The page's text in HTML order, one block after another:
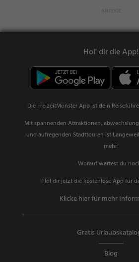
Hol' dir die App!
Die FreizeitMonster App ist dein
Mit spannenden Attraktionen,
und aufregenden Stadttouren ist
mehr!
Worauf wartest du
Hol dir jetzt die kostenlose App für
Klicke hier für mehr
Gratis
Blog